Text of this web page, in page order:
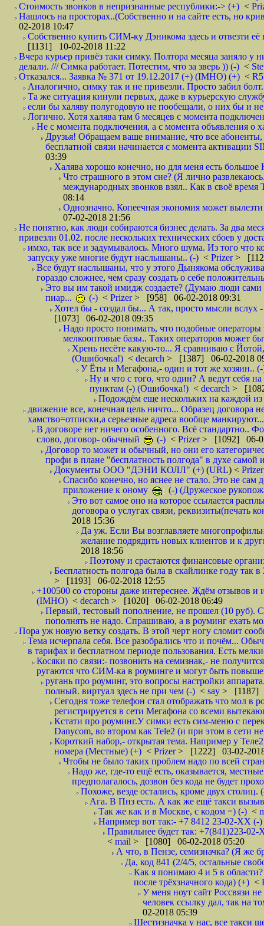
Стоимость звонков в непризнанные республики:-> (+) <
Нашлось на просторах..(Собственно и на сайте есть, но
02-2018 10:47
Собственно купить СИМ-ку Дэникома здесь и отвезти
[1131] 10-02-2018 11:22
Вчера курьер привёз таки симку. Полтора месяца заняло
делали. /// Симка работает. Потестим, что за зверь )) (-) <
Отказался... Заявка № 371 от 19.12.2017 (+) (IMHO) (+) <
Аналогично, симку так и не привезли. Просто забил
Та же ситуация кинули первых, даже в курьерскую
если бы халяву полугодовую не пообещали, о них бы и
Логично. Хотя халява там 6 месяцев с момента
Не с момента подключения, а с момента объявления о
Друзья! Обращаем ваше внимание, что все
бесплатной связи начинается с момента
03:39
Халява хорошо конечно, но для меня есть
Что страшного в этом сне? (Я лично
международных звонков взял.. Как в своё
08:14
Однозначно. Копеечная экономия может
07-02-2018 21:56
Не понятно, как люди собираются бизнес делать. За два
привезли 01.02. после нескольких технических сбоев у
имхо, так все и задумывалось. Много шума. Из того что
запуску уже многие будут наслышаны.. (-) < Prizer>
Все будут наслышаны, что у этого Дынякома
гораздо сложнее, чем сразу создать о себе
Это вы им такой имидж создаете? (Думаю люди сами
пиар...
(-) < Prizer> [958] 06-02-2018 09:31
Хотел бы - создал бы... А так, просто мысли вслух
[1073] 06-02-2018 09:35
Надо просто понимать, что подобные
мелкооптовые базы.. Таких операторов может
Хрень несёте какую-то... Я сравниваю с
(Ошибочка!) < decarch > [1387] 06-02-2018
У Ёты и Мегафона,- один и тот же хозяин..
Ну и что с того, что один? А ведут себя
пунктам (-) (Ошибочка!) < decarch >
Подождём еще нескольких на каждой из
движение все, конечная цель ничто... Образец договора
хамство=отписки,а серьезные адреса вообще
В договоре нет ничего особенного. Всё стандартно..
слово, договор- обычный
(-) < Prizer> [1092] 06-
Договор то может и обычный, но они его
профи в плане "бесплатность полгода" в духе
Документы ООО "ДЭНИ КОЛЛ" (+) (URL) <
Спасибо конечно, но яснее не стало. Это не сам
приложение к оному
(-) (Дружеское
Это вот самое оно на которое ссылается
договора о услугах связи, реквизиты(печать
2018 15:36
Да уж. Если Вы возглавляете
желание подрядить новых клиентов и к
2018 18:56
Поэтому и срастаются финансовые
Бесплатность полгода была в скайлинке году
> [1193] 06-02-2018 12:55
+100500 со стороны даже интереснее. Ждём отзывов и
(IMHO) < decarch > [1020] 06-02-2018 06:49
Первый, тестовый пополнение, не прошел (10 руб).
пополнять не надо. Спрашиваю, а в роуминг ехать
Пора уж новую ветку создать. В этой черт ногу сломит
Тема исчерпала себя. Все разобрались что и почём...
в тарифах и бесплатном периоде пользования. Есть
Косяки по связи:- позвонить на семизнак,- не
ругаются что СИМ-ка в роуминге и могут быть
ругань про роуминг, это вопросы настройки
полный. виртуал здесь не при чем (-) < say > [1187]
Сегодня тоже телефон стал отображать что мол в
регистрируется в сети Мегафона со всеми
Кстати про роуминг.У симки есть сим-меню с
Danycom, во втором как Tele2 (и при этом в сети
Короткий набор,- открытая тема. Например у
номера (Местные) (+) < Prizer> [1222] 03-02-
Чтобы не было таких проблем надо по всей
Надо же, где-то ещё есть, оказывается,
предполагалось, дозвон без кода не будет
Похоже, везде остались, кроме двух
Ага. В Пнз есть. А как же ещё такси
Так же как и в Москве, с кодом =) (-) <
Например вот так:- +7 8412 23-02-ХХ (-
Правильнее будет так: +7(841)223-
< mail > [1080] 06-02-2018 05:20
А что, в Пензе, семизначка? (Я же
Да, код 841 (2/4/5, остальные
Как я понимаю 4 и 5 в
после трёхзначного кода) (+) <
У меня ноут сайт Россвязи
человек ссылку дал, так на
02-2018 05:39
Шестизначка у нас, все такси